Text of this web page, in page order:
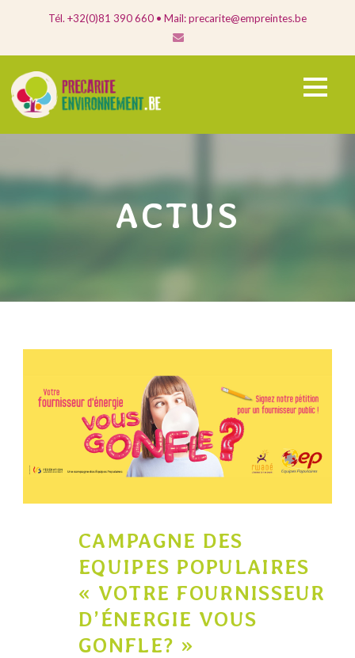
Tél. +32(0)81 390 660 • Mail: precarite@empreintes.be
ACTUS
CAMPAGNE DES
EQUIPES POPULAIRES
« VOTRE FOURNISSEUR
D’ÉNERGIE VOUS
GONFLE? »